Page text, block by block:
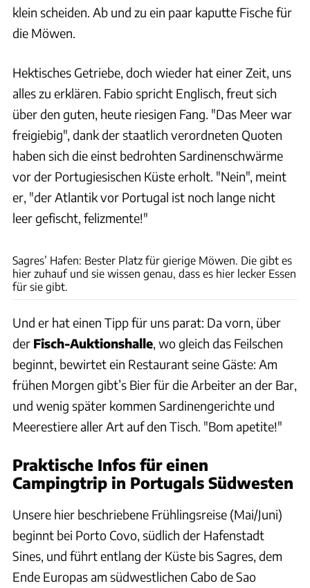
klein scheiden. Ab und zu ein paar kaputte Fische für
die Möwen.
Hektisches Getriebe, doch wieder hat einer Zeit, uns
alles zu erklären. Fabio spricht Englisch, freut sich
über den guten, heute riesigen Fang. "Das Meer war
freigiebig", dank der staatlich verordneten Quoten
haben sich die einst bedrohten Sardinenschwärme
vor der Portugiesischen Küste erholt. "Nein", meint
er, "der Atlantik vor Portugal ist noch lange nicht
leer gefischt, felizmente!"
Sagres’ Hafen: Bester Platz für gierige Möwen. Die gibt es
hier zuhauf und sie wissen genau, dass es hier lecker Essen
für sie gibt.
Und er hat einen Tipp für uns parat: Da vorn, über
der Fisch-Auktionshalle, wo gleich das Feilschen
beginnt, bewirtet ein Restaurant seine Gäste: Am
frühen Morgen gibt’s Bier für die Arbeiter an der Bar,
und wenig später kommen Sardinengerichte und
Meerestiere aller Art auf den Tisch. "Bom apetite!"
Praktische Infos für einen
Campingtrip in Portugals Südwesten
Unsere hier beschriebene Frühlingsreise (Mai/Juni)
beginnt bei Porto Covo, südlich der Hafenstadt
Sines, und führt entlang der Küste bis Sagres, dem
Ende Europas am südwestlichen Cabo de Sao